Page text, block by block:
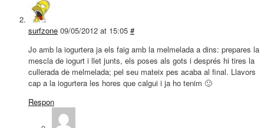
surfzone 09/05/2012 at 15:05 #
Jo amb la iogurtera ja els faig amb la melmelada a dins: prepares la
mescla de iogurt i llet junts, els poses als gots i després hi tires la
cullerada de melmelada; pel seu mateix pes acaba al final. Llavors
cap a la iogurtera les hores que calgui i ja ho tenim 🙂
Respon